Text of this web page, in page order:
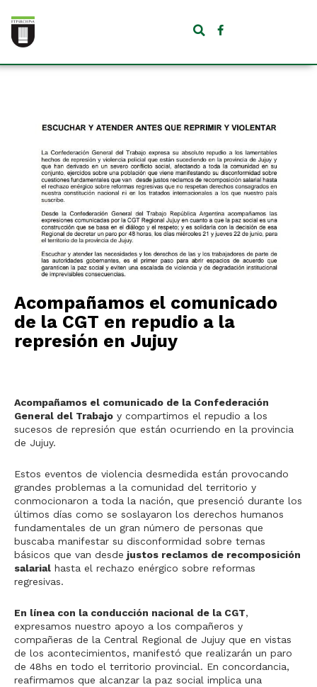
Acompañamos el comunicado
de la CGT en repudio a la
represión en Jujuy
Acompañamos el comunicado de la Confederación
General del Trabajo y compartimos el repudio a los
sucesos de represión que están ocurriendo en la provincia
de Jujuy.
Estos eventos de violencia desmedida están provocando
grandes problemas a la comunidad del territorio y
conmocionaron a toda la nación, que presenció durante los
últimos días como se soslayaron los derechos humanos
fundamentales de un gran número de personas que
buscaba manifestar su disconformidad sobre temas
básicos que van desde justos reclamos de recomposición
salarial hasta el rechazo enérgico sobre reformas
regresivas.
En línea con la conducción nacional de la CGT,
expresamos nuestro apoyo a los compañeros y
compañeras de la Central Regional de Jujuy que en vistas
de los acontecimientos, manifestó que realizarán un paro
de 48hs en todo el territorio provincial. En concordancia,
reafirmamos que alcanzar la paz social implica una